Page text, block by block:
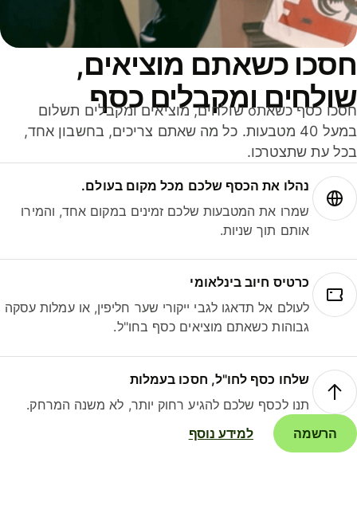
כשאתם מוציאים,
ומקבלים כסף
חסכו כסף כשאתo שולחים, מוציאים ומקבלים תשלום
במעל 40 מטבעות. כל מה שאתם צריכים, בחשבון אחד,
עת שתצטרכו.
נהלו את הכסף שלכם מכל מקום בעולם.
שמרו את המטבעות שלכם זמינים במקום אחד, והמירו
אותם תוך שניות.
כרטיס חיוב בינלאומי
לעולם אל תדאגו לגבי ייקורי שער חליפין, או עמלות עסקה
גבוהות כשאתם מוציאים כסף בחו"ל.
שלחו כסף לחו"ל, חסכו בעמלות
תנו לכסף שלכם להגיע רחוק יותר, לא משנה המרחק.
הרשמה
למידע נוסף